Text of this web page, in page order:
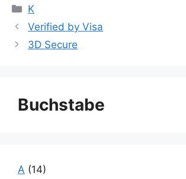
Kategorien
K
Verified by Visa
3D Secure
Buchstabe
A (14)